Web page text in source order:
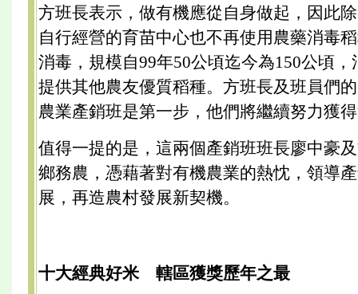
方班長表示，做有機應從自身做起，因此
自行經營的育苗中心也不再使用農藥消毒
消毒，規模自99年50公頃迄今為150公頃
提供其他農友優質稻種。方班長及班員們
農業產銷班是第一步，他們將繼續努力獲
值得一提的是，這兩個產銷班班長廖中豪
鄉務農，憑藉著對有機農業的熱忱，領導
展，再造農村發展新契機。
十大經典好米 轄區獲獎歷年之最